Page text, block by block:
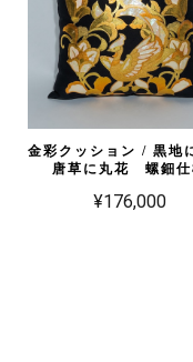
金彩クッション / 黒地
唐草に丸花 螺鈿仕
¥176,000